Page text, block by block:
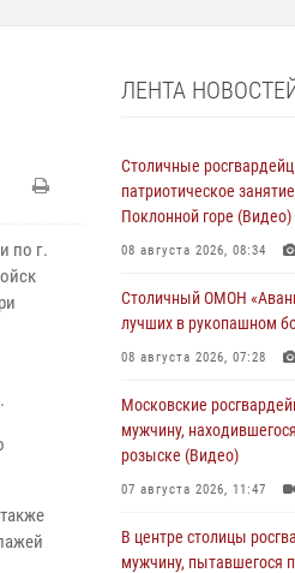
по г.
ЛЕНТА
Столичные
патриотическое
Поклонной горе (Видео)
08 августа 2026, 08:34
Столичный ОМОН
лучших в рукопашном
08 августа 2026, 07:28
Московские
мужчину,
розыске (Видео)
07 августа 2026, 11:47
В центре столицы
мужчину, пытавшегося